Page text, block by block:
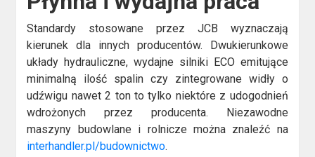
Standardy stosowane przez JCB wyznaczają
kierunek dla innych producentów. Dwukierunkowe
układy hydrauliczne, wydajne silniki ECO emitujące
minimalną ilość spalin czy zintegrowane widły o
udźwigu nawet 2 ton to tylko niektóre z udogodnień
wdrożonych przez producenta. Niezawodne
maszyny budowlane i rolnicze można znaleźć na
interhandler.pl/budownictwo.